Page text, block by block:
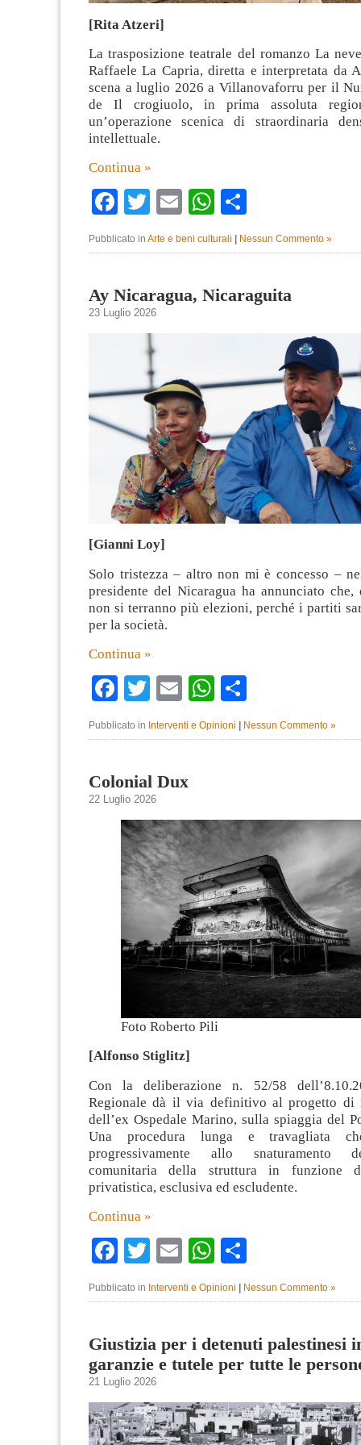
[Rita Atzeri]
La trasposizione teatrale del romanzo La
Raffaele La Capria, diretta e interpretata da
scena a luglio 2026 a Villanovaforru per il
de Il crogiuolo, in prima assoluta
un’operazione scenica di straordinaria
intellettuale.
Continua »
Facebook
TwitterEmailWhatsApp
Pubblicato in Arte e beni culturali Nessun Commento »
Ay Nicaragua, Nicaraguita
23 Luglio 2026
[Gianni Loy]
Solo tristezza – altro non mi è concesso –
presidente del Nicaragua ha annunciato che,
non si terranno più elezioni, perché i partiti
per la società.
Continua »
Facebook
TwitterEmailWhatsApp
Pubblicato in Interventi e Opinioni Nessun Commento »
Colonial Dux
22 Luglio 2026
Foto Roberto Pili
[Alfonso Stiglitz]
Con la deliberazione n. 52/58
Regionale dà il via definitivo al progetto di
dell’ex Ospedale Marino, sulla spiaggia del
Una procedura lunga e travagliata
progressivamente allo snaturamento
comunitaria della struttura in funzione
privatistica, esclusiva ed escludente.
Continua »
Facebook
TwitterEmailWhatsApp
Pubblicato in Interventi e Opinioni Nessun Commento »
Giustizia per i detenuti palestinesi
garanzie e tutele per tutte le
21 Luglio 2026